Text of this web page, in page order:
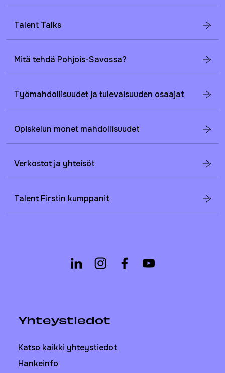
Talent Talks
Mitä tehdä Pohjois-Savossa?
Työmahdollisuudet ja tulevaisuuden osaajat
Opiskelun monet mahdollisuudet
Verkostot ja yhteisöt
Talent Firstin kumppanit
Yhteystiedot
Katso kaikki yhteystiedot
Hankeinfo